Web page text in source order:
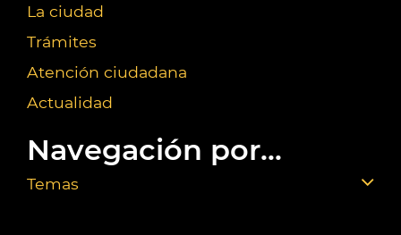
La ciudad
Trámites
Atención ciudadana
Actualidad
Navegación por...
Temas